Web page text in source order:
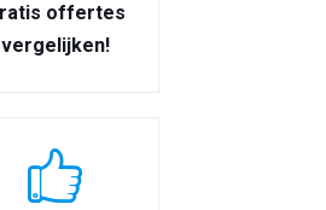
offertes
vergelijken!